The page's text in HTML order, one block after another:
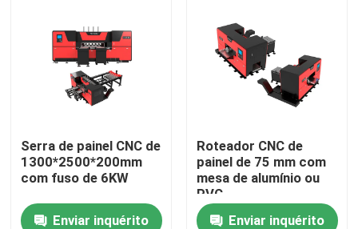
Casa
Serra de painel CNC de
1300*2500*200mm
com fuso de 6KW
Enviar inquérito
Roteador CNC de
painel de 75 mm com
mesa de alumínio ou
PVC
Enviar inquérito